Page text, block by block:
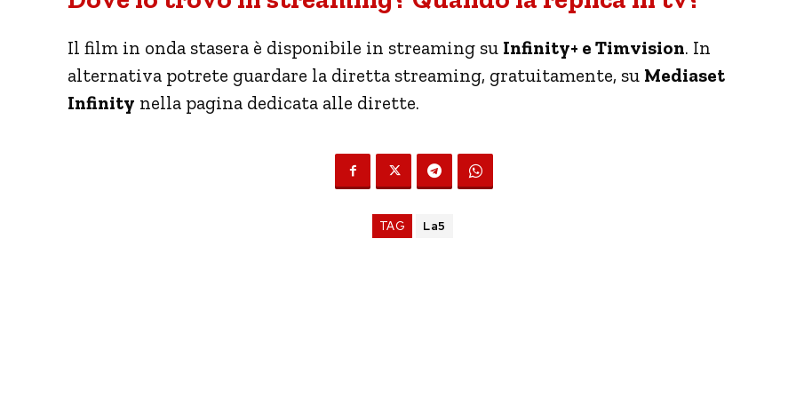
Il film in onda stasera è disponibile in streaming su Infinity+ e Timvision. In
alternativa potrete guardare la diretta streaming, gratuitamente, su Mediaset
Infinity nella pagina dedicata alle dirette.
TAG La5